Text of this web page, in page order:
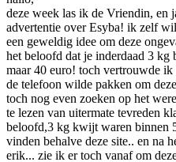
deze week las ik de Vriendin, en
advertentie over Esyba! ik zelf
een geweldig idee om deze
het beloofd dat je inderdaad 3
maar 40 euro! toch vertrouwde
de telefoon wilde pakken om
toch nog even zoeken op het
te lezen van uitermate tevreden
beloofd,3 kg kwijt waren binnen
vinden behalve deze site.. en na
erik... zie ik er toch vanaf om